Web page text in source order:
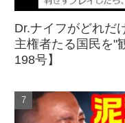
Dr.ナイフがどれだ
主権者たる国民を"
198号】